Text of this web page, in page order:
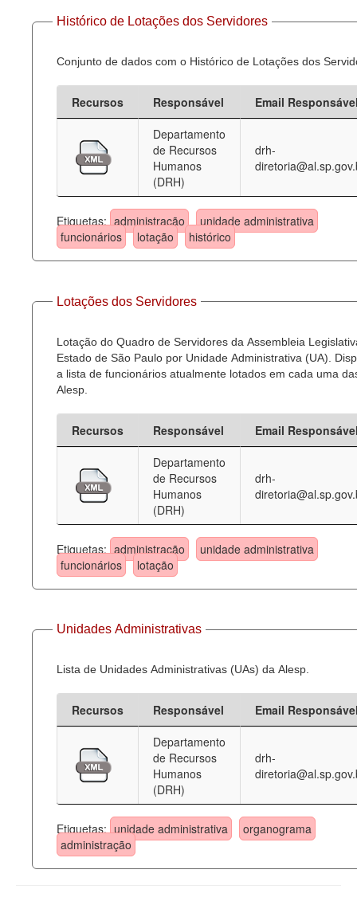
ContatoHistórico de Lotações dos Servidores
Conjunto de dados com o Histórico de Lotações dos
Recursos Responsável
Email
Departamento
de Recursos
Humanos
(DRH)
drh-
Etiquetas: administração
unidade administrativa
funcionários
lotação histórico
Lotações dos Servidores
Lotação do Quadro de Servidores da Assembleia
Estado de São Paulo por Unidade Administrativa (UA).
a lista de funcionários atualmente lotados em cada uma
Alesp.
Recursos Responsável
Email
Departamento
de Recursos
Humanos
(DRH)
drh-
Etiquetas: administração
unidade administrativa
funcionários
lotação
Unidades Administrativas
Lista de Unidades Administrativas (UAs) da Alesp.
Recursos Responsável
Email
Departamento
de Recursos
Humanos
(DRH)
drh-
Etiquetas: unidade administrativa
organograma
administração